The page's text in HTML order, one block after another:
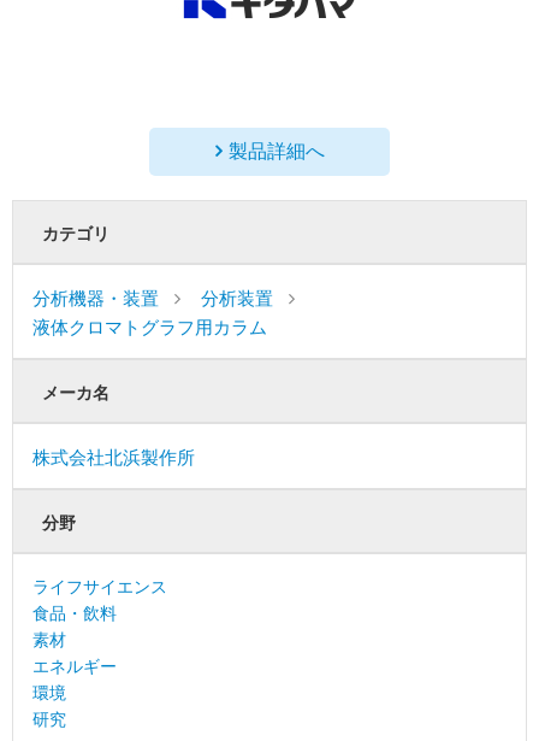
製品詳細へ
カテゴリ
分析機器・装置
分析装置
液体クロマトグラフ用カラム
メーカ名
株式会社北浜製作所
分野
ライフサイエンス
食品・飲料
素材
エネルギー
環境
研究